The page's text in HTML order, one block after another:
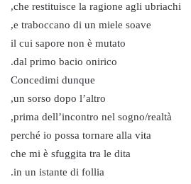
che restituisce la ragione agli ubriachi,
e traboccano di un miele soave,
il cui sapore non è mutato
dal primo bacio onirico.
Concedimi dunque
un sorso dopo l’altro,
prima dell’incontro nel sogno/realtà,
perché io possa tornare alla vita
che mi è sfuggita tra le dita
in un istante di follia.